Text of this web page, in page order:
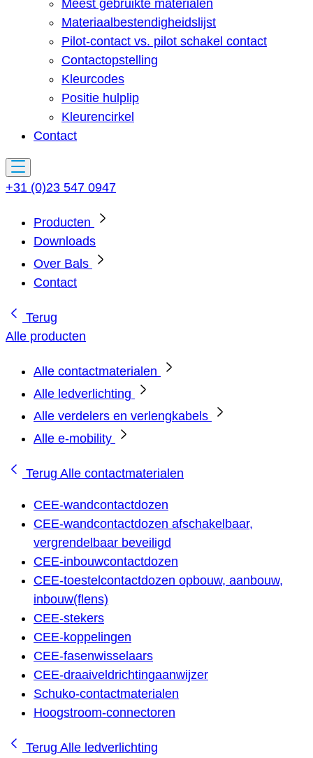
Meest gebruikte materialen
Materiaalbestendigheidslijst
Pilot-contact vs. pilot schakel contact
Contactopstelling
Kleurcodes
Positie hulplip
Kleurencirkel
Contact
+31 (0)23 547 0947
Producten
Downloads
Over Bals
Contact
Terug
Alle producten
Alle contactmaterialen
Alle ledverlichting
Alle verdelers en verlengkabels
Alle e-mobility
Terug Alle contactmaterialen
CEE-wandcontactdozen
CEE-wandcontactdozen afschakelbaar,
vergrendelbaar beveiligd
CEE-inbouwcontactdozen
CEE-toestelcontactdozen opbouw, aanbouw,
inbouw(flens)
CEE-stekers
CEE-koppelingen
CEE-fasenwisselaars
CEE-draaiveldrichtingaanwijzer
Schuko-contactmaterialen
Hoogstroom-connectoren
Terug Alle ledverlichting